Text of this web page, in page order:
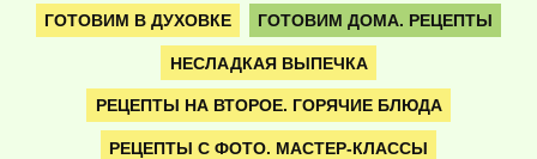
ГОТОВИМ В ДУХОВКЕ ГОТОВИМ ДОМА. РЕЦЕПТЫ
НЕСЛАДКАЯ ВЫПЕЧКА
РЕЦЕПТЫ НА ВТОРОЕ. ГОРЯЧИЕ БЛЮДА
РЕЦЕПТЫ С ФОТО. МАСТЕР-КЛАССЫ